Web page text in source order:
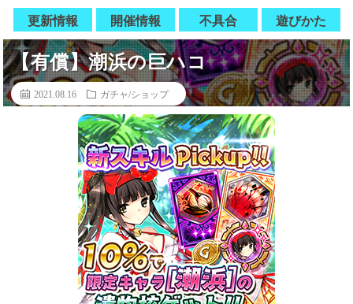
更新情報 開催情報 不具合 遊びかた
【有償】潮浜の巨ハコ
2021.08.16 ガチャ/ショップ